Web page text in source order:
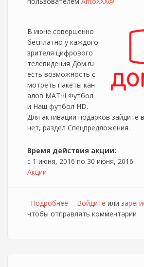
В июне совершенно
бесплатно у каждого
зрителя цифрового
телевидения Дом.ru
есть возможность с
мотреть пакеты кан
алов МАТЧ! Футбол
и Наш футбол HD.
Для активации подарков зайдите
нет, раздел Спецпредложения.
Время действия акции:
с 1 июня, 2016 по 30 июня, 2016
Акции
Подробнее о Бесплатные
абонентов Дом.ru в
Войдите или
чтобы отправлять комментарии